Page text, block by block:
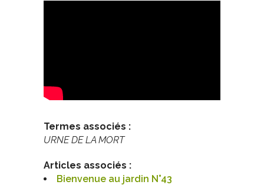
Termes associés :
URNE DE LA MORT
Articles associés :
Bienvenue au jardin N°43